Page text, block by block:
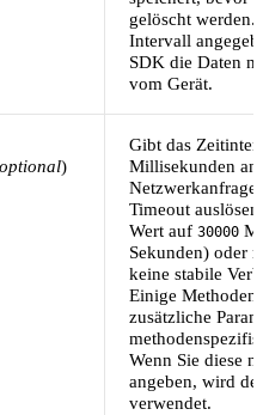
gelöscht werden.
Intervall
SDK die Daten
vom Gerät.
optional)
Gibt das
Millisekunden
Timeout
Wert auf 30000
Sekunden) oder
keine stabile
Einige Methoden
zusätzliche
Wenn Sie diese
angeben, wird
verwendet.